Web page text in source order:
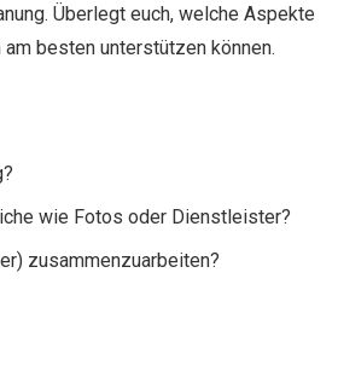
Überlegt euch, welche Aspekte
besten unterstützen können.
wie Fotos oder Dienstleister?
zusammenzuarbeiten?